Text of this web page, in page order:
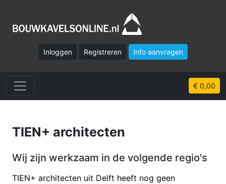
Inloggen Registreren Info aanvragen
€ 0,00
TIEN+ architecten
Wij zijn werkzaam in de volgende regio's
TIEN+ architecten uit Delft heeft nog geen